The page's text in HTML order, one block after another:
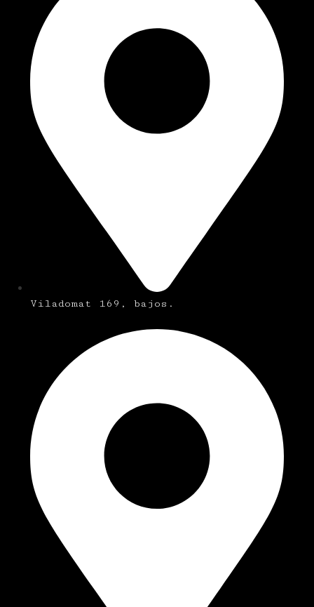
Viladomat 169, bajos.